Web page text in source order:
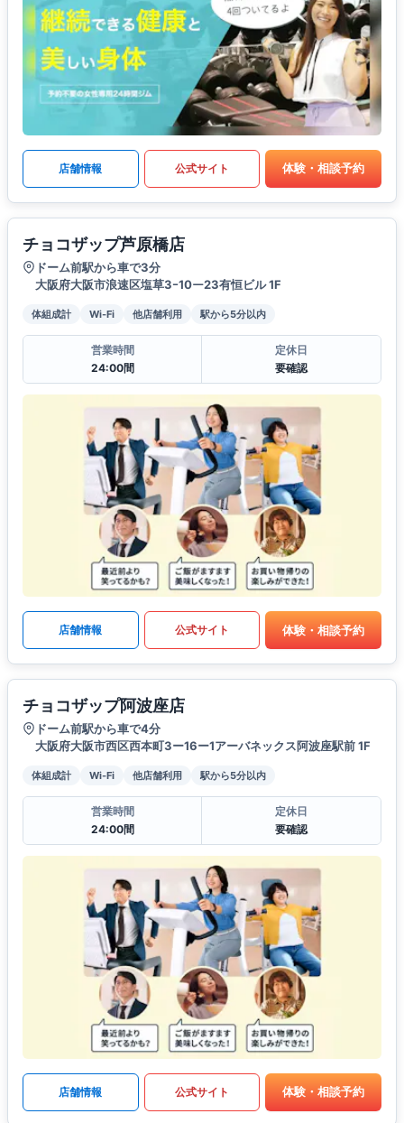
店舗情報 公式サイト 体験・相談予約
チョコザップ芦原橋店
ドーム前駅から車で3分
大阪府大阪市浪速区塩草3ｰ10ー23有恒ビル 1F
体組成計 Wi-Fi 他店舗利用 駅から5分以内
営業時間
24:00間
定休日
要確認
店舗情報 公式サイト 体験・相談予約
チョコザップ阿波座店
ドーム前駅から車で4分
大阪府大阪市西区西本町3ー16ー1アーバネックス阿波座駅前 1F
体組成計 Wi-Fi 他店舗利用 駅から5分以内
営業時間
24:00間
定休日
要確認
店舗情報 公式サイト 体験・相談予約